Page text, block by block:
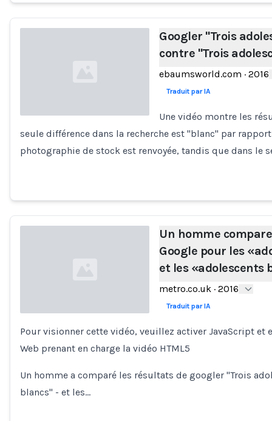
Googler "Trois
contre "Trois
ebaumsworld.com · 2016
Traduit par IA
Une vidéo montre les
seule différence dans la recherche est "blanc" par
photographie de stock est renvoyée, tandis que dans le
Un homme
Google pour les
et les «adolescents
metro.co.uk · 2016
Traduit par IA
Pour visionner cette vidéo, veuillez activer JavaScript et
Web prenant en charge la vidéo HTML5
Un homme a comparé les résultats de googler "Trois
blancs" - et les…